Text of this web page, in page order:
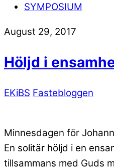
SYMPOSIUM
August 29, 2017
Höljd i
EKiBS Fastebloggen
Minnesdagen för
En solitär höljd i en
tillsammans med Guds